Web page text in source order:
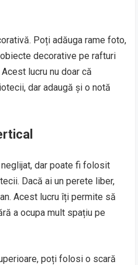
Poți adăuga rame foto,
decorative pe rafturi
lucru nu doar că
dar adaugă și o notă
dar poate fi folosit
Dacă ai un perete liber,
Acest lucru îți permite să
a ocupa mult spațiu pe
poți folosi o scară